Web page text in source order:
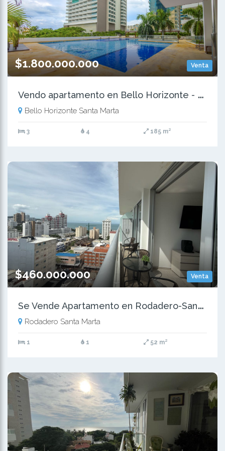
Venta
$1.800.000.000
V
endo apartamento en Bello Horizonte - Santa Marta
Bello Horizonte Santa Marta
3 4 185 m²
Venta
$460.000.000
S
e Vende Apartamento en Rodadero-Santa Marta
Rodadero Santa Marta
1 1 52 m²